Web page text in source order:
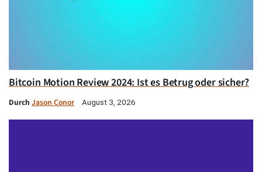
Bitcoin Motion Review 2024: Ist es Betrug oder sicher?
Durch Jason Conor August 3, 2026